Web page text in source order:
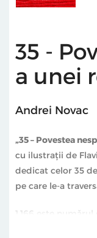
35 -
a unei
Andrei Novac
„35 – Povestea
cu ilustrații de
dedicat celor 35
pe care le-a
1.166 este
decembrie 1989